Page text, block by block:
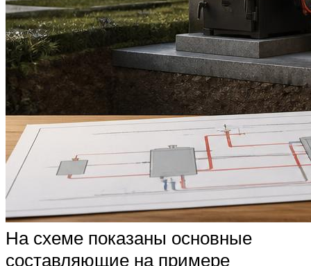
На схеме показаны основные
составляющие на примере